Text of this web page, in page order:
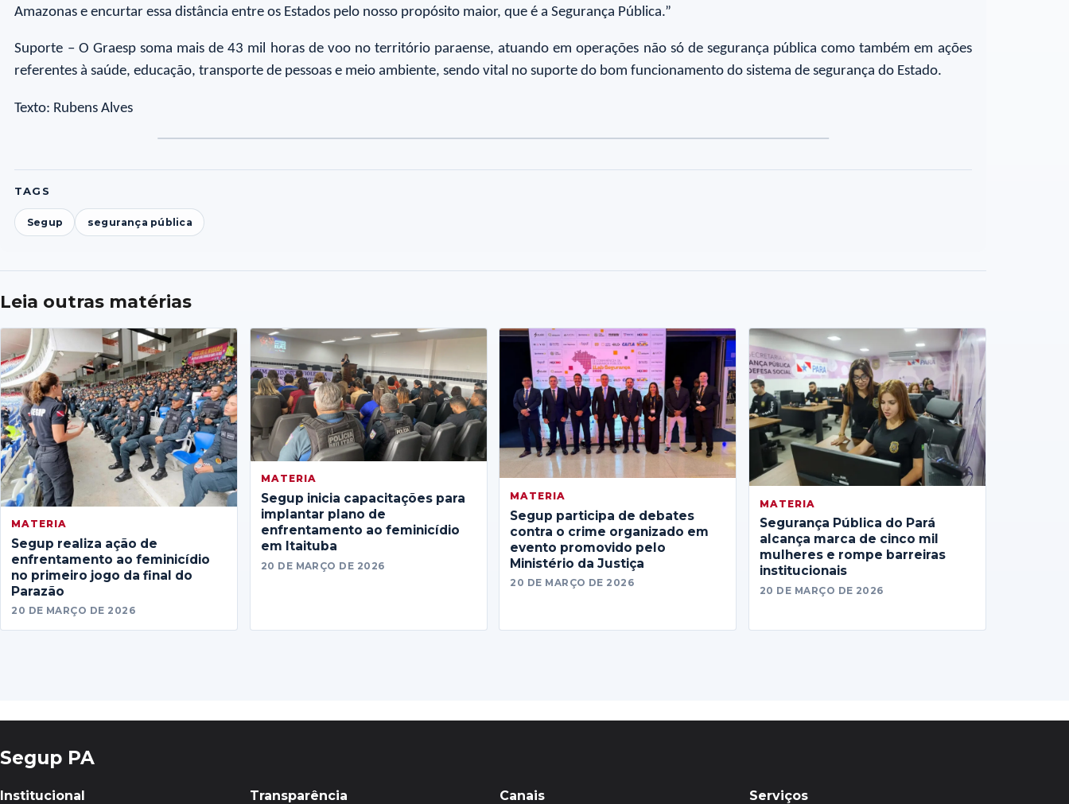
Amazonas e encurtar essa distância entre os Estados pelo nosso propósito maior, que é a Segurança Pública.”
Suporte – O Graesp soma mais de 43 mil horas de voo no território paraense, atuando em operações não só de segurança pública como também em ações
referentes à saúde, educação, transporte de pessoas e meio ambiente, sendo vital no suporte do bom funcionamento do sistema de segurança do Estado.
Texto: Rubens Alves
TAGS
Segup segurança pública
Leia outras matérias
MATERIA
Segup realiza ação de
enfrentamento ao feminicídio
no primeiro jogo da final do
Parazão
20 DE MARÇO DE 2026
MATERIA
Segup inicia capacitações para
implantar plano de
enfrentamento ao feminicídio
em Itaituba
20 DE MARÇO DE 2026
MATERIA
Segup participa de debates
contra o crime organizado em
evento promovido pelo
Ministério da Justiça
20 DE MARÇO DE 2026
MATERIA
Segurança Pública do Pará
alcança marca de cinco mil
mulheres e rompe barreiras
institucionais
20 DE MARÇO DE 2026
Segup PA
Institucional Transparência Canais Serviços